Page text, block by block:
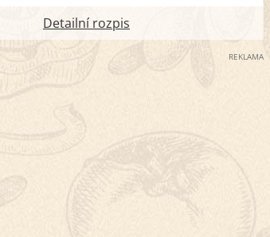
Detailní rozpis
REKLAMA